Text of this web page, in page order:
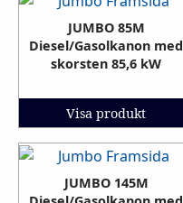
JUMBO 85M
Diesel/Gasolkanon med
skorsten 85,6 kW
Visa produkt
JUMBO 145M